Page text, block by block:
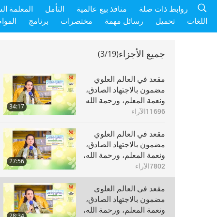
المعلمة التأمل منافذ بيع عالمية
روابط ذات صلة
برنامج مختصرات رسائل مهمة تحميل اللغات
جميع الأجزاء(3/19)
34:17
مقعد في العالم العلوي
مضمون بالاجتهاد الصادق،
ونعمة المعلم، ورحمة الله
، الجزء 1 من 19
11696الآراء
27:56
مقعد في العالم العلوي
مضمون بالاجتهاد الصادق،
ونعمة المعلم، ورحمة الله،
الجزء 2 من 19
7802الآراء
مقعد في العالم العلوي
مضمون بالاجتهاد الصادق،
ونعمة المعلم، ورحمة الله،